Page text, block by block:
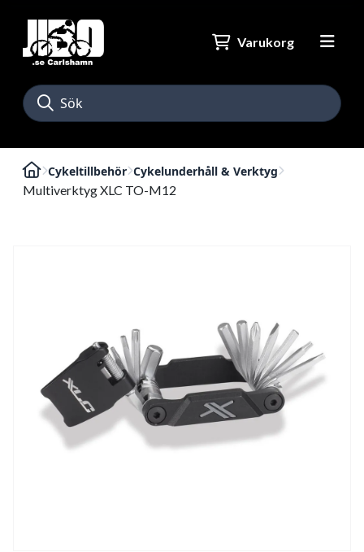
Varukorg
Cykeltillbehör Cykelunderhåll & Verktyg
Multiverktyg XLC TO-M12